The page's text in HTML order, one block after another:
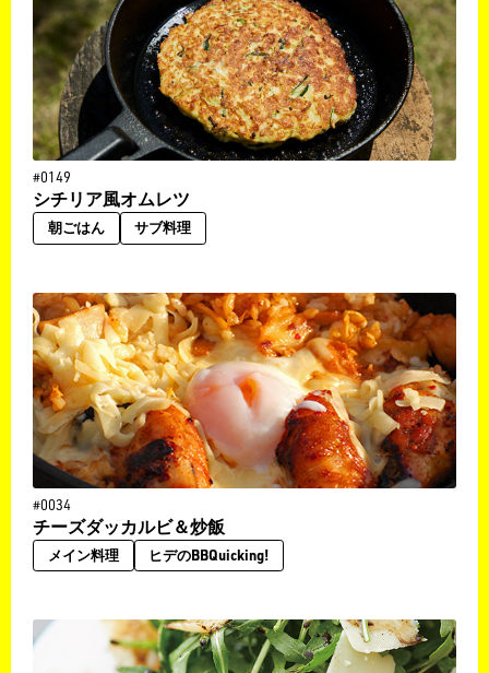
#0149
シチリア風オムレツ
朝ごはん サブ料理
#0034
チーズダッカルビ＆炒飯
メイン料理 ヒデのBBQuicking!